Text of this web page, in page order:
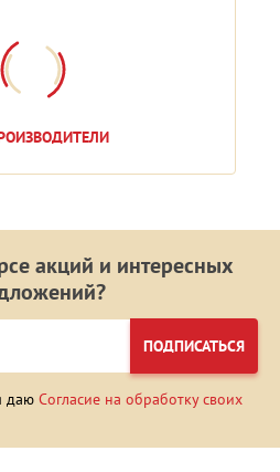
акций и интересных
ПОДПИСАТЬСЯ
даю Согласие на обработку своих